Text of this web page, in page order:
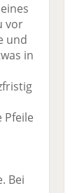
vor
und
in
Pfeile
Bei